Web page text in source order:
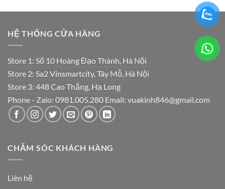
HỆ THỐNG CỬA HÀNG
Store 1: Số 10 Hoàng Đạo Thành, Hà Nội
Store 2: Sa2 Vinsmartcity, Tây Mỗ, Hà Nội
Store 3: 448 Cao Thắng, Hạ Long
Phone - Zalo: 0981.005.280 Email: vuakinh846@gmail.com
CHĂM SÓC KHÁCH HÀNG
Liên hệ